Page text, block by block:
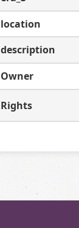
location
description
Owner
Rights